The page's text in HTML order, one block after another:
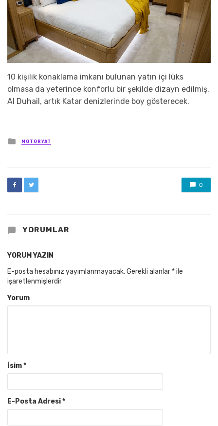
10 kişilik konaklama imkanı bulunan yatın içi lüks
olmasa da yeterince konforlu bir şekilde dizayn edilmiş.
Al Duhail, artık Katar denizlerinde boy gösterecek.
Posted
in
MOTORYAT
0
YORUMLAR
YORUM YAZIN
E-posta hesabınız yayımlanmayacak. Gerekli alanlar *ile
işaretlenmişlerdir
Yorum
İsim*
E-Posta Adresi*